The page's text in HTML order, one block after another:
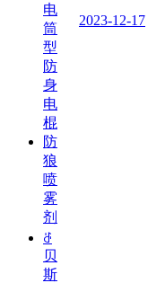
2023-12-17
电
筒
型
防
身
电
棍
防
狼
喷
雾
剂
ꁕ
贝
斯